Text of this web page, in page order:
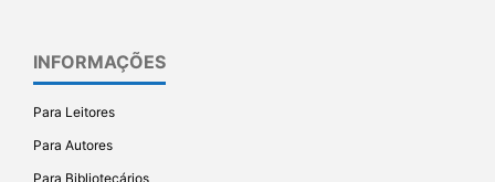
INFORMAÇÕES
Para Leitores
Para Autores
Para Bibliotecários